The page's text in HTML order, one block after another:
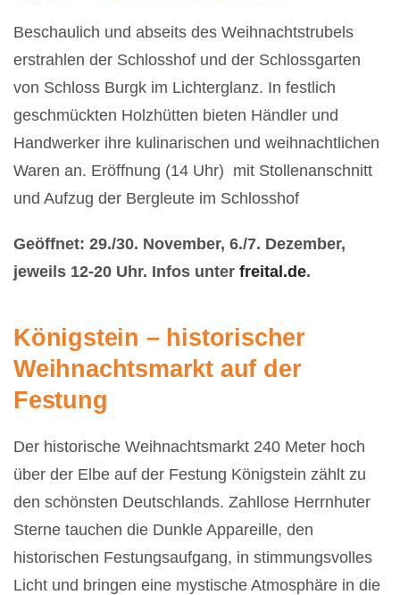
Beschaulich und abseits des Weihnachtstrubels
erstrahlen der Schlosshof und der Schlossgarten
von Schloss Burgk im Lichterglanz. In festlich
geschmückten Holzhütten bieten Händler und
Handwerker ihre kulinarischen und weihnachtlichen
Waren an. Eröffnung (14 Uhr) mit Stollenanschnitt
und Aufzug der Bergleute im Schlosshof
Geöffnet: 29./30. November, 6./7. Dezember,
jeweils 12-20 Uhr. Infos unter freital.de.
Königstein – historischer
Weihnachtsmarkt auf der
Festung
Der historische Weihnachtsmarkt 240 Meter hoch
über der Elbe auf der Festung Königstein zählt zu
den schönsten Deutschlands. Zahllose Herrnhuter
Sterne tauchen die Dunkle Appareille, den
historischen Festungsaufgang, in stimmungsvolles
Licht und bringen eine mystische Atmosphäre in die